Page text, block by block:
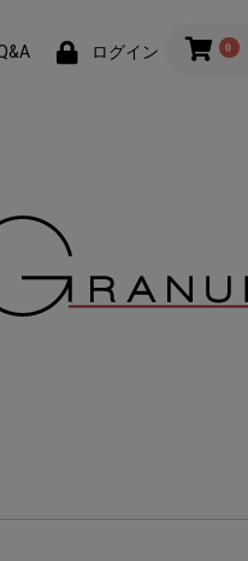
ログイン 0